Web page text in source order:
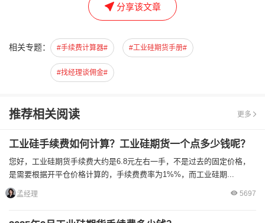
分享该文章
相关专题： #手续费计算器# #工业硅期货手册#
#找经理谈佣金#
推荐相关阅读 更多
工业硅手续费如何计算？工业硅期货一个点多少钱呢？
您好，工业硅期货手续费大约是6.8元左右一手，不是过去的固定价格，
是需要根据开平仓价格计算的，手续费费率为1%%，而工业硅期...
孟经理 5697